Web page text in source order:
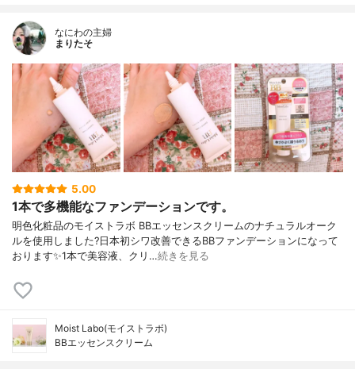
なにわの主婦
まりたそ
5.00
1本で多機能なファンデーションです。
明色化粧品のモイストラボ BBエッセンスクリームのナチュラルオーク
ルを使用しました?日本初シワ改善できるBBファンデーションになって
おります✨1本で美容液、クリ…続きを見る
Moist Labo(モイストラボ)
BBエッセンスクリーム